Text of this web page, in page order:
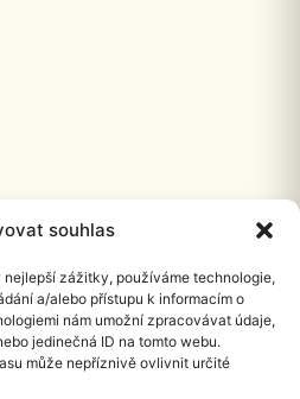
souhlas
zážitky, používáme technologie,
a/alebo přístupu k informacím o
nám umožní zpracovávat údaje,
jedinečná ID na tomto webu.
může nepříznivě ovlivnit určité